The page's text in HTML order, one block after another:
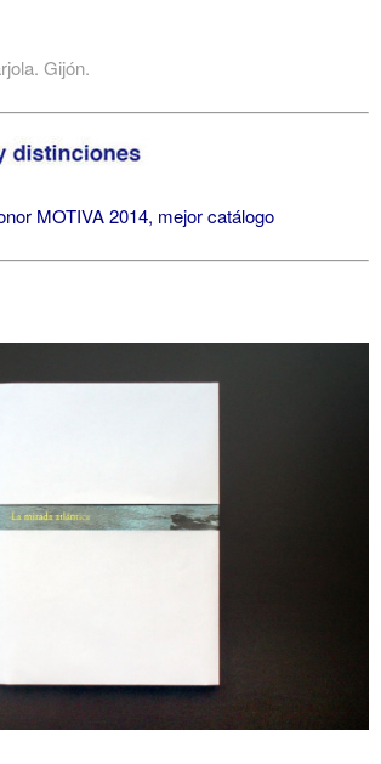
Gijón.
MOTIVA 2014, mejor catálogo